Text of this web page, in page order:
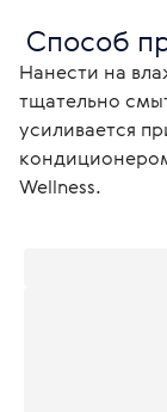
Способ
Нанести на
тщательно
усиливается
Wellness.